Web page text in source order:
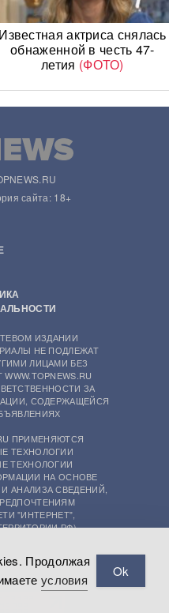
Известная актриса снялась
обнаженной в честь 47-
летия (ФОТО)
сайта: 18+
ИЗДАНИИ
НЕ ПОДЛЕЖАТ
ЛИЦАМИ БЕЗ
ЗА
СОДЕРЖАЩЕЙСЯ
ПРИМЕНЯЮТСЯ
ТЕХНОЛОГИИ
ТЕХНОЛОГИИ
НА ОСНОВЕ
АНАЛИЗА СВЕДЕНИЙ,
"ИНТЕРНЕТ",
РФ)
Продолжая
условия
Ok